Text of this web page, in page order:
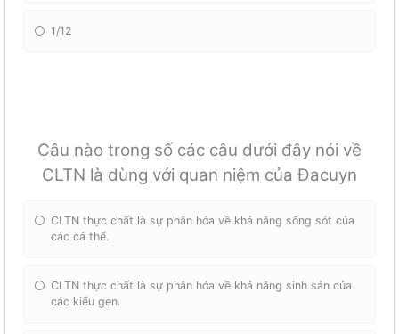
1/12
Câu nào trong số các câu dưới đây nói về
CLTN là dùng với quan niệm của Đacuyn
CLTN thực chất là sự phân hóa về khả năng sống sót của
các cá thể.
CLTN thực chất là sự phân hóa về khả năng sinh sản của
các kiểu gen.